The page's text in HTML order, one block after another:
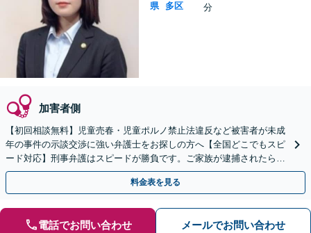
県
多区
分
加害者側
【初回相談無料】児童売春・児童ポルノ禁止法違反など被害者が未成
年の事件の示談交渉に強い弁護士をお探しの方へ【全国どこでもスピ
ード対応】刑事弁護はスピードが勝負です。ご家族が逮捕されたら一
刻も早くご相談ください【24時間365日相談受付】
料金表を見る
電話でお問い合わせ メールでお問い合わせ